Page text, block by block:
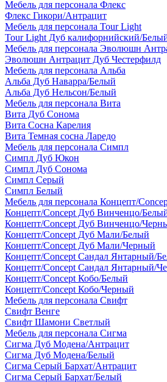
Мебель для персонала Флекс
Флекс Гикори/Антрацит
Мебель для персонала Tour Light
Tour Light Дуб калифорнийский/
Мебель для персонала Эволюшн
Эволюшн Антрацит Дуб Честерфилд
Мебель для персонала Альба
Альба Дуб Наварра/Белый
Альба Дуб Нельсон/Белый
Мебель для персонала Вита
Вита Дуб Сонома
Вита Сосна Карелия
Вита Темная сосна Ларедо
Мебель для персонала Симпл
Симпл Дуб Юкон
Симпл Дуб Сонома
Симпл Серый
Симпл Белый
Мебель для персонала Концепт/
Концепт/Concept Дуб Винченцо/
Концепт/Concept Дуб Винченцо/
Концепт/Concept Дуб Мали/Белый
Концепт/Concept Дуб Мали/Черный
Концепт/Concept Сандал Янтарный/
Концепт/Concept Сандал Янтарный/
Концепт/Concept Кобо/Белый
Концепт/Concept Кобо/Черный
Мебель для персонала Свифт
Свифт Венге
Свифт Шамони Светлый
Мебель для персонала Сигма
Сигма Дуб Модена/Антрацит
Сигма Дуб Модена/Белый
Сигма Серый Бархат/Антрацит
Сигма Серый Бархат/Белый